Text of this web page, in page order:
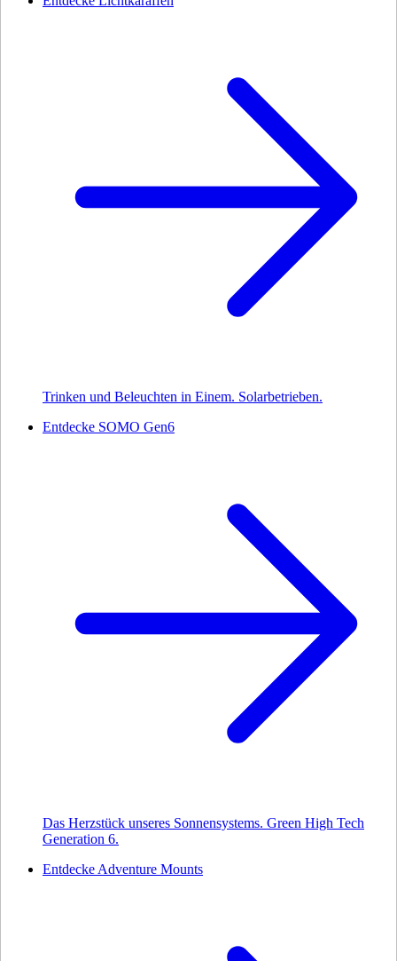
Trinken und Beleuchten in Einem. Solarbetrieben.
Entdecke SOMO Gen6
Das Herzstück unseres Sonnensystems. Green High Tech
Generation 6.
Entdecke Adventure Mounts